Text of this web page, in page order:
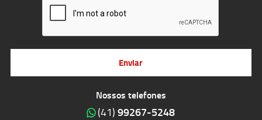
Nossos telefones
(41) 99267-5248
Enviar